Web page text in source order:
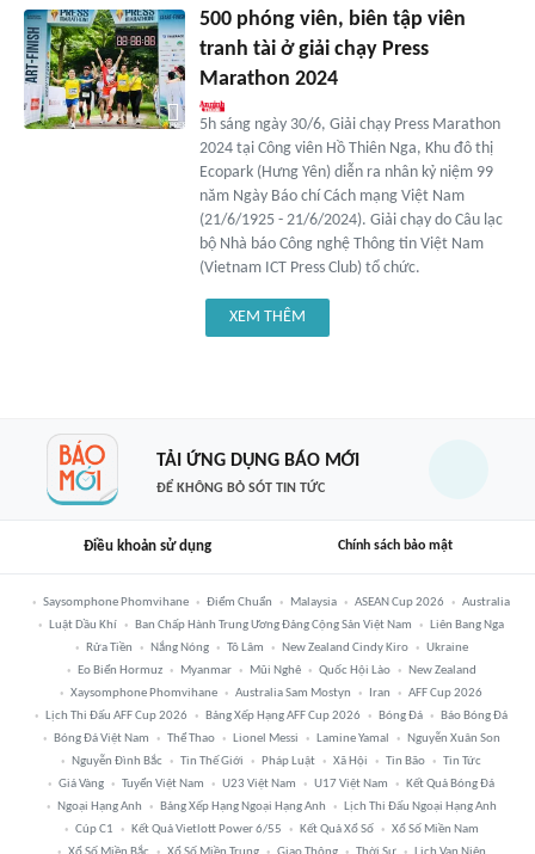
500 phóng viên, biên tập viên
tranh tài ở giải chạy Press
Marathon 2024
5h sáng ngày 30/6, Giải chạy Press Marathon
2024 tại Công viên Hồ Thiên Nga, Khu đô thị
Ecopark (Hưng Yên) diễn ra nhân kỷ niệm 99
năm Ngày Báo chí Cách mạng Việt Nam
(21/6/1925 - 21/6/2024). Giải chạy do Câu lạc
bộ Nhà báo Công nghệ Thông tin Việt Nam
(Vietnam ICT Press Club) tổ chức.
XEM THÊM
TẢI ỨNG DỤNG BÁO MỚI
ĐỂ KHÔNG BỎ SÓT TIN TỨC
Điều khoản sử dụng Chính sách bảo mật
Saysomphone Phomvihane Điểm Chuẩn Malaysia ASEAN Cup 2026
Australia
Luật Dầu Khí
Ban Chấp Hành Trung Ương Đảng Cộng Sản Việt Nam
Liên Bang Nga
Rửa Tiền
Nắng Nóng Tô Lâm New Zealand Cindy Kiro
Ukraine
Eo Biển Hormuz
Myanmar Mũi Nghê Quốc Hội Lào
New Zealand
Xaysomphone Phomvihane
Australia Sam Mostyn Iran
AFF Cup 2026
Lịch Thi Đấu AFF Cup 2026
Bảng Xếp Hạng AFF Cup 2026 Bóng Đá
Báo Bóng Đá
Bóng Đá Việt Nam
Thể Thao Lionel Messi Lamine Yamal
Nguyễn Xuân Son
Nguyễn Đình Bắc
Tin Thế Giới Pháp Luật Xã Hội Tin Bão
Tin Tức
Giá Vàng
Tuyển Việt Nam U23 Việt Nam U17 Việt Nam
Kết Quả Bóng Đá
Ngoại Hạng Anh
Bảng Xếp Hạng Ngoại Hạng Anh
Lịch Thi Đấu Ngoại Hạng Anh
Cúp C1
Kết Quả Vietlott Power 6/55 Kết Quả Xổ Số
Xổ Số Miền Nam
Xổ Số Miền Bắc
Xổ Số Miền Trung Giao Thông Thời Sự Lịch Vạn Niên